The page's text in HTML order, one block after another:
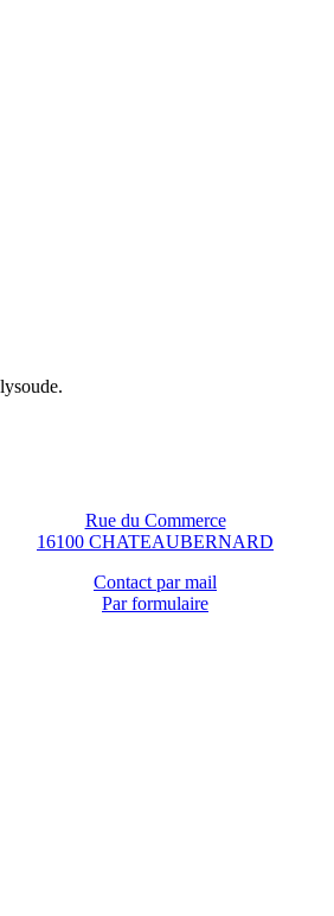
Rue du Commerce
16100 CHATEAUBERNARD
Contact par mail
Par formulaire